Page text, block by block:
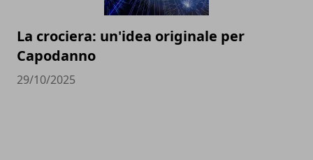
La crociera: un'idea originale per
Capodanno
29/10/2025